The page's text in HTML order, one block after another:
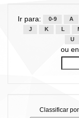
Ir para: 0-9 A
J
K L
U
ou
Classificar